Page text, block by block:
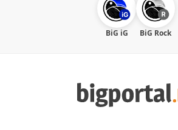
BiG iG BiG Rock